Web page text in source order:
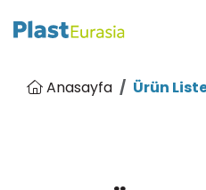
Anasayfa Ürün